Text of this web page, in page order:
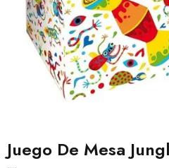
Juego De Mesa